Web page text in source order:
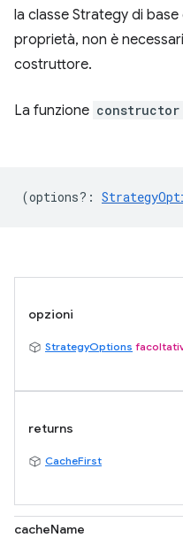
la classe Strategy di
proprietà, non è
costruttore.
La funzione constructor
(options? :
opzioni
StrategyOptions
returns
CacheFirst
cacheName